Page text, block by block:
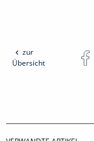
zur
Übersicht